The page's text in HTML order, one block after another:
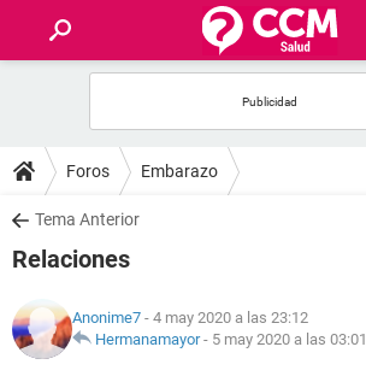
FOROS
SALUD
NUTRICIÓN
Foros Embarazo
Tema Anterior
Relaciones
Anonime7 - 4 may 2020 a las 23:12
Hermanamayor- 5 may 2020 a las 03:01